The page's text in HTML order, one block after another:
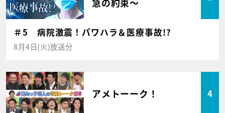
急の約束～
＃5 病院激震！パワハラ＆医療事故!?
8月4日(火)放送分
アメトーーク！ 4